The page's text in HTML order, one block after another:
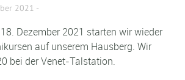
2021
Dezember 2021 starten wir wieder
auf unserem Hausberg. Wir
bei der Venet-Talstation.